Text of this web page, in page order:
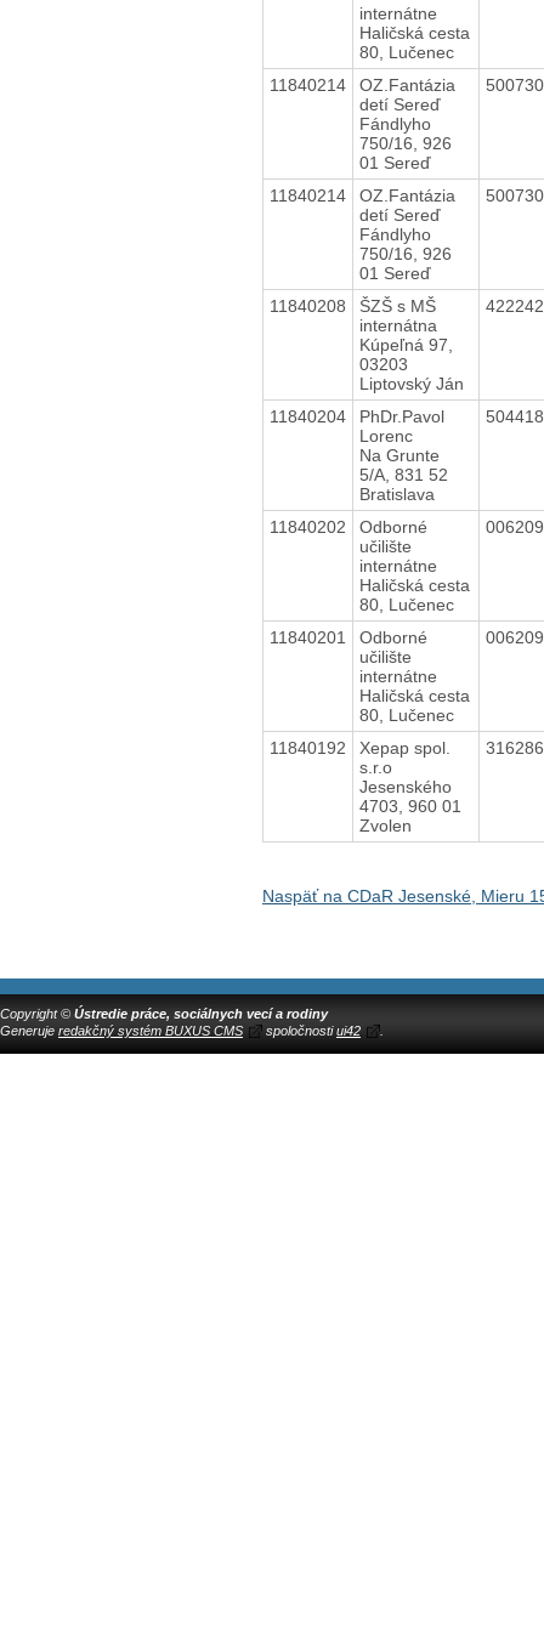
internátne
Haličská cesta
80, Lučenec
11840214
OZ.Fantázia
detí Sereď
Fándlyho
750/16, 926
01 Sereď
11840214
OZ.Fantázia
detí Sereď
Fándlyho
750/16, 926
01 Sereď
11840208
ŠZŠ s MŠ
internátna
Kúpeľná 97,
03203
Liptovský Ján
11840204
PhDr.Pavol
Lorenc
Na Grunte
5/A, 831 52
Bratislava
11840202
Odborné
učilište
internátne
Haličská cesta
80, Lučenec
11840201
Odborné
učilište
internátne
Haličská cesta
80, Lučenec
11840192
Xepap spol.
s.r.o
Jesenského
4703, 960 01
Zvolen
Naspäť na CDaR Jesenské, Mieru
Copyright © Ústredie práce, sociálnych vecí a rodiny
Generuje redakčný systém BUXUS CMS spoločnostiui42